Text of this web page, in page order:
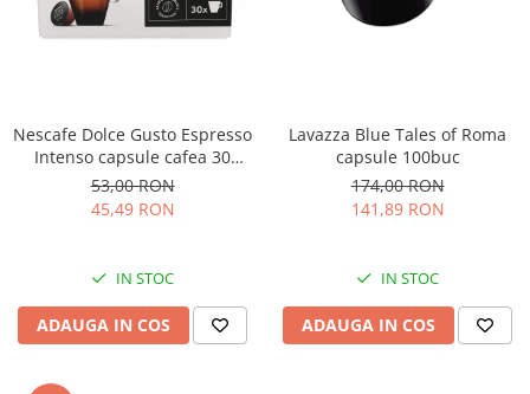
Nescafe Dolce Gusto Espresso
Intenso capsule cafea 30
bauturi
53,00 RON
45,49 RON
IN STOC
ADAUGA IN COS
Lavazza Blue Tales of Roma
capsule 100buc
174,00 RON
141,89 RON
IN STOC
ADAUGA IN COS